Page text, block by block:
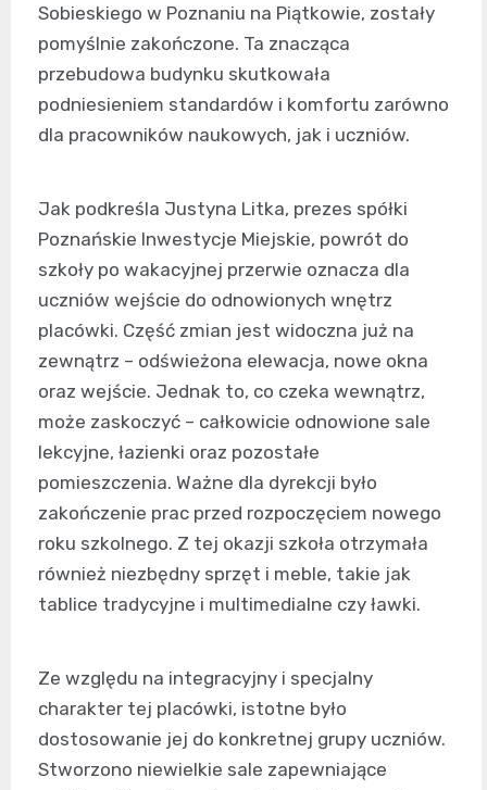
Sobieskiego w Poznaniu na Piątkowie, zostały
pomyślnie zakończone. Ta znacząca
przebudowa budynku skutkowała
podniesieniem standardów i komfortu zarówno
dla pracowników naukowych, jak i uczniów.
Jak podkreśla Justyna Litka, prezes spółki
Poznańskie Inwestycje Miejskie, powrót do
szkoły po wakacyjnej przerwie oznacza dla
uczniów wejście do odnowionych wnętrz
placówki. Część zmian jest widoczna już na
zewnątrz – odświeżona elewacja, nowe okna
oraz wejście. Jednak to, co czeka wewnątrz,
może zaskoczyć – całkowicie odnowione sale
lekcyjne, łazienki oraz pozostałe
pomieszczenia. Ważne dla dyrekcji było
zakończenie prac przed rozpoczęciem nowego
roku szkolnego. Z tej okazji szkoła otrzymała
również niezbędny sprzęt i meble, takie jak
tablice tradycyjne i multimedialne czy ławki.
Ze względu na integracyjny i specjalny
charakter tej placówki, istotne było
dostosowanie jej do konkretnej grupy uczniów.
Stworzono niewielkie sale zapewniające